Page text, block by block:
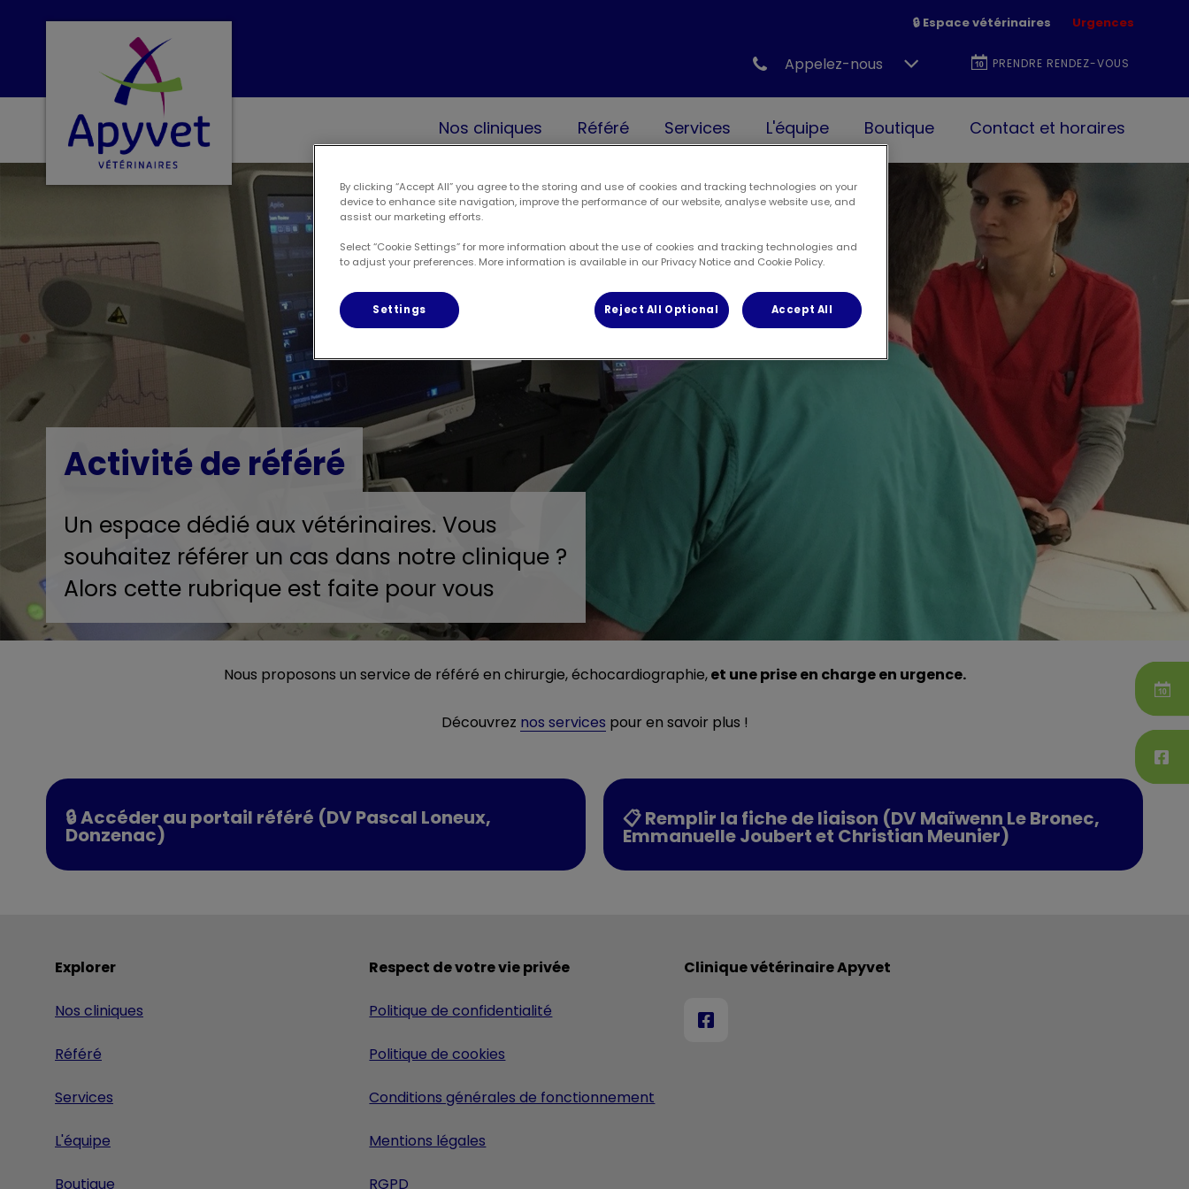
🔒 Espace vétérinaires Urgences
Page d'accueil de Clinique vétérinaire Apyvet
Appelez-nous PRENDRE RENDEZ-VOUS
Nos cliniques Référé Services L'équipe Boutique Contact et horaires
Activité de référé
Un espace dédié aux vétérinaires. Vous
souhaitez référer un cas dans notre clinique ?
Alors cette rubrique est faite pour vous
Nous proposons un service de référé en chirurgie, échocardiographie,et une prise en charge en urgence.
Découvrez nos services pour en savoir plus !
🔒 Accéder au portail référé (DV Pascal Loneux,
Donzenac)
📋 Remplir la fiche de liaison (DV Maïwenn Le Bronec,
Emmanuelle Joubert et Christian Meunier)
Explorer
Nos cliniques
Référé
Services
L'équipe
Boutique
Respect de votre vie privée
Politique de confidentialité
Politique de cookies
Conditions générales de fonctionnement
Mentions légales
RGPD
Clinique vétérinaire Apyvet
By clicking “Accept All” you agree to the storing and use of cookies and tracking technologies on your
device to enhance site navigation, improve the performance of our website, analyse website use, and
assist our marketing efforts.
Select “Cookie Settings” for more information about the use of cookies and tracking technologies and
to adjust your preferences. More information is available in our Privacy Notice and Cookie Policy.
Settings Reject All Optional Accept All